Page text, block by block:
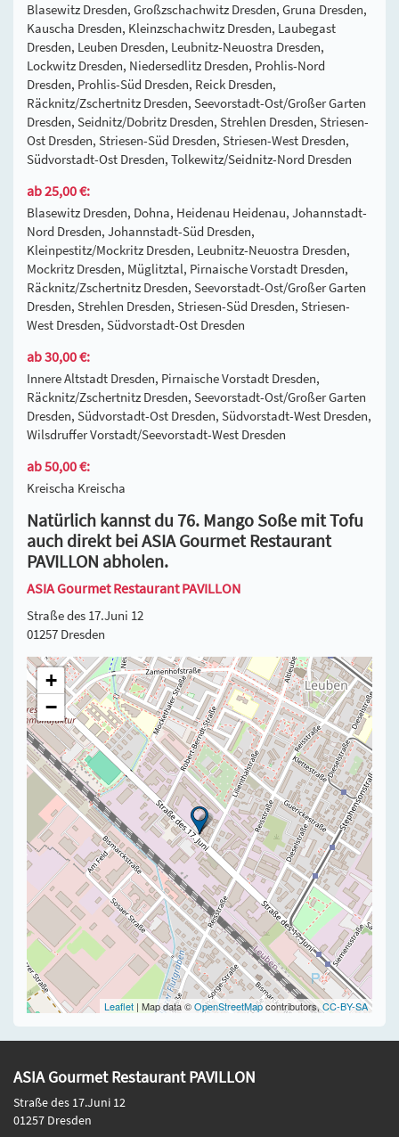
Blasewitz Dresden, Großzschachwitz Dresden, Gruna Dresden,
Kauscha Dresden, Kleinzschachwitz Dresden, Laubegast
Dresden, Leuben Dresden, Leubnitz-Neuostra Dresden,
Lockwitz Dresden, Niedersedlitz Dresden, Prohlis-Nord
Dresden, Prohlis-Süd Dresden, Reick Dresden,
Räcknitz/Zschertnitz Dresden, Seevorstadt-Ost/Großer Garten
Dresden, Seidnitz/Dobritz Dresden, Strehlen Dresden, Striesen-
Ost Dresden, Striesen-Süd Dresden, Striesen-West Dresden,
Südvorstadt-Ost Dresden, Tolkewitz/Seidnitz-Nord Dresden
ab 25,00 €:
Blasewitz Dresden, Dohna, Heidenau Heidenau, Johannstadt-
Nord Dresden, Johannstadt-Süd Dresden,
Kleinpestitz/Mockritz Dresden, Leubnitz-Neuostra Dresden,
Mockritz Dresden, Müglitztal, Pirnaische Vorstadt Dresden,
Räcknitz/Zschertnitz Dresden, Seevorstadt-Ost/Großer Garten
Dresden, Strehlen Dresden, Striesen-Süd Dresden, Striesen-
West Dresden, Südvorstadt-Ost Dresden
ab 30,00 €:
Innere Altstadt Dresden, Pirnaische Vorstadt Dresden,
Räcknitz/Zschertnitz Dresden, Seevorstadt-Ost/Großer Garten
Dresden, Südvorstadt-Ost Dresden, Südvorstadt-West Dresden,
Wilsdruffer Vorstadt/Seevorstadt-West Dresden
ab 50,00 €:
Kreischa Kreischa
Natürlich kannst du 76. Mango Soße mit Tofu
auch direkt bei ASIA Gourmet Restaurant
PAVILLON abholen.
ASIA Gourmet Restaurant PAVILLON
Straße des 17.Juni 12
01257 Dresden
+
−
Leaflet | Map data ©OpenStreetMapcontributors,CC-BY-SA
ASIA Gourmet Restaurant PAVILLON
Straße des 17.Juni 12
01257 Dresden